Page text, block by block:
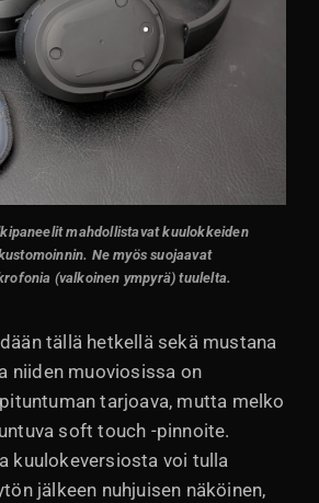
mahdollistavat kuulokkeiden
Ne myös suojaavat
(valkoinen ympyrä) tuulelta.
tällä hetkellä sekä mustana
niiden muoviosissa on
tarjoava, mutta melko
soft touch -pinnoite.
kuulokeversiosta voi tulla
jälkeen nuhjuisen näköinen,